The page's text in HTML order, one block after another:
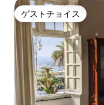
ゲストチョイス
ゲストチョイス